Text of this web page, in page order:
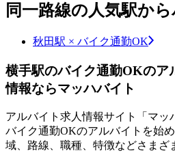
同一路線の人気駅か
秋田駅 × バイク通勤OK
横手駅のバイク通勤OKのア
情報ならマッハバイト
アルバイト求人情報サイト「マッ
バイク通勤OKのアルバイトを始
域、路線、職種、特徴などさまざ